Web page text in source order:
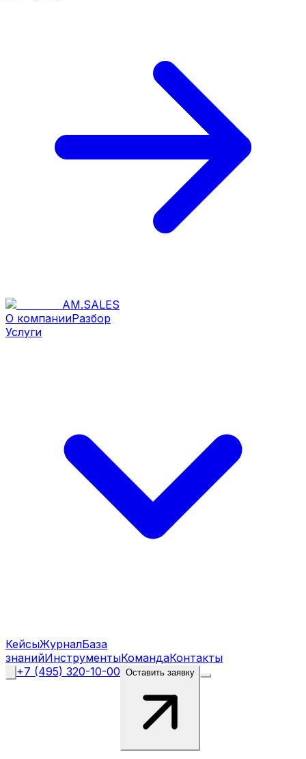
AM.SALES
О компанииРазбор
Услуги
КейсыЖурналБаза
знанийИнструментыКомандаКонтакты
+7 (495) 320-10-00 Оставить заявку